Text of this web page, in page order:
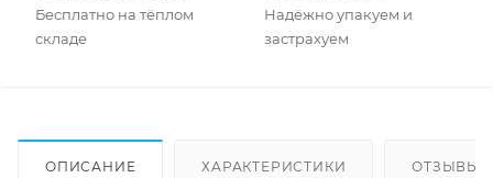
Бесплатно на тёплом
складе
Надёжно упакуем и
застрахуем
ОПИСАНИЕ ХАРАКТЕРИСТИКИ ОТЗЫВЫ